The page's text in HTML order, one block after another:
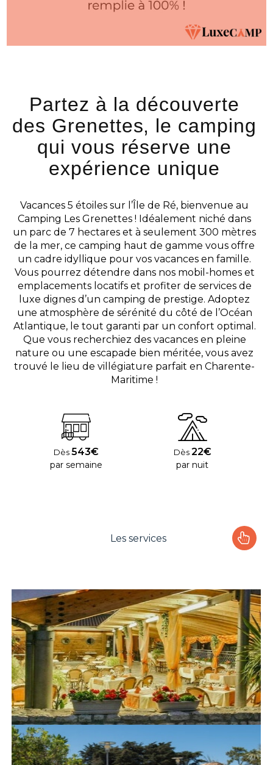
Partez à la découverte
des Grenettes, le camping
qui vous réserve une
expérience unique
Vacances 5 étoiles sur l’Île de Ré, bienvenue au
Camping Les Grenettes ! Idéalement niché dans
un parc de 7 hectares et à seulement 300 mètres
de la mer, ce camping haut de gamme vous offre
un cadre idyllique pour vos vacances en famille.
Vous pourrez détendre dans nos mobil-homes et
emplacements locatifs et profiter de services de
luxe dignes d’un camping de prestige. Adoptez
une atmosphère de sérénité du côté de l’Océan
Atlantique, le tout garanti par un confort optimal.
Que vous recherchiez des vacances en pleine
nature ou une escapade bien méritée, vous avez
trouvé le lieu de villégiature parfait en Charente-
Maritime !
Dès543€
par semaine
Dès22€
par nuit
Les services
L'espace Aquatique
Les activités
Les infos pratiques